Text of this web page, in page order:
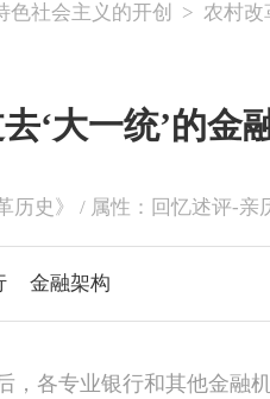
色社会主义的开创 > 农村改
‘大一统’的金
历史》 / 属性：回忆述评-亲
金融架构
，各专业银行和其他金融